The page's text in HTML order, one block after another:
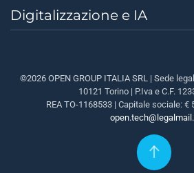
Digitalizzazione e IA
©2026 OPEN GROUP ITALIA SRL | Sede
10121 Torino | P.Iva e C.F.
REA TO-1168533 | Capitale sociale: €